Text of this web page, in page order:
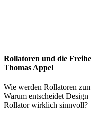
Rollatoren und die
Thomas Appel
Wie werden Rollatoren
Warum entscheidet
Rollator wirklich sinnvoll?